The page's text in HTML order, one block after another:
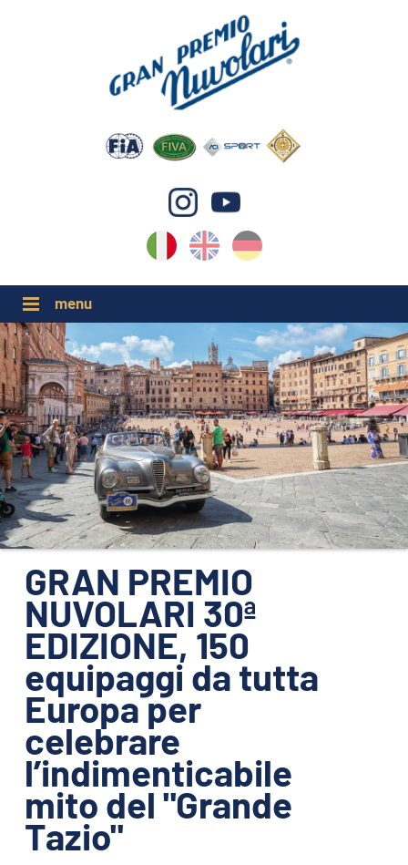
DE
EN
IT
GP NUVOLARI 2026
1954-2025
GRANDI EVENTI 2026
ORGANIZZAZIONE
CONTATTI
PRESS
NEWS
PHOTO&VIDEO2025
GRAN PREMIO
NUVOLARI 30ª
EDIZIONE, 150
equipaggi da tutta
Europa per
celebrare
l’indimenticabile
mito del "Grande
Tazio"